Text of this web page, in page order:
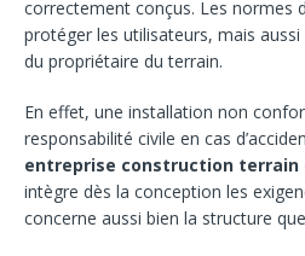
correctement conçus. Les normes
protéger les utilisateurs, mais
du propriétaire du terrain.
En effet, une installation non
responsabilité civile en cas
entreprise construction terrain
intègre dès la conception les
concerne aussi bien la structure